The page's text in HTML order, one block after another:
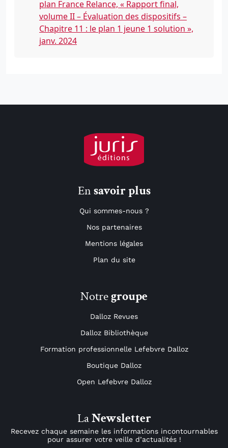
plan France Relance, « Rapport final,
volume II – Évaluation des dispositifs –
Chapitre 11 : le plan 1 jeune 1 solution »,
janv. 2024
Ensavoir plus
Qui sommes-nous ?
Nos partenaires
Mentions légales
Plan du site
Notregroupe
Dalloz Revues
Dalloz Bibliothèque
Formation professionnelle Lefebvre Dalloz
Boutique Dalloz
Open Lefebvre Dalloz
LaNewsletter
Recevez chaque semaine les informations incontournables
pour assurer votre veille d’actualités !